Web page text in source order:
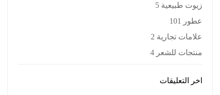
زيوت طبيعية 5
عطور
101
علامات تجارية 2
منتجات للشعر 4
اخر التعليقات